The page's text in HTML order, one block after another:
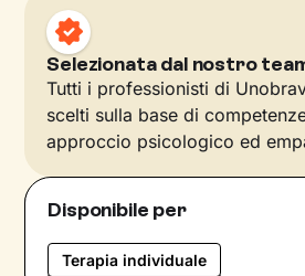
Selezionata dal nostro
Tutti i professionisti di
scelti sulla base di
approccio psicologico ed
Disponibile per
Terapia individuale